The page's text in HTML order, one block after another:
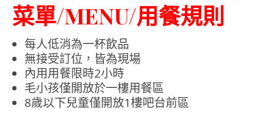
菜單/MENU/用餐規則
每人低消為一杯飲品
無接受訂位，皆為現場
內用用餐限時2小時
毛小孩僅開放於一樓用餐區
8歲以下兒童僅開放1樓吧台前區